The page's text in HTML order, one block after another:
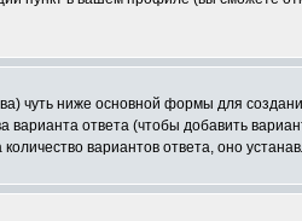
чуть ниже основной формы для
ответа (чтобы добавить
вариантов ответа, оно